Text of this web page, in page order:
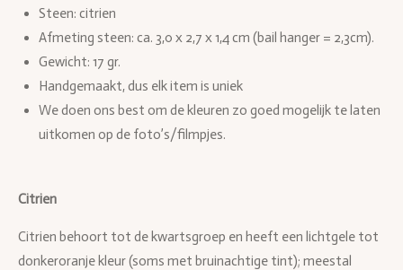
Steen: citrien
Afmeting steen: ca. 3,0 x 2,7 x 1,4 cm (bail hanger = 2,3cm).
Gewicht: 17 gr.
Handgemaakt, dus elk item is uniek
We doen ons best om de kleuren zo goed mogelijk te laten
uitkomen op de foto’s/filmpjes.
Citrien
Citrien behoort tot de kwartsgroep en heeft een lichtgele tot
donkeroranje kleur (soms met bruinachtige tint); meestal